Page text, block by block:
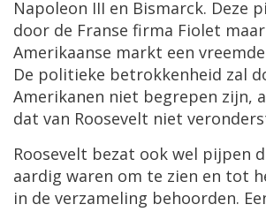
Napoleon III en Bismarck. Deze
door de Franse firma Fiolet maar
Amerikaanse markt een vreemde
De politieke betrokkenheid zal
Amerikanen niet begrepen zijn,
dat van Roosevelt niet
Roosevelt bezat ook wel pijpen
aardig waren om te zien en tot
in de verzameling behoorden.